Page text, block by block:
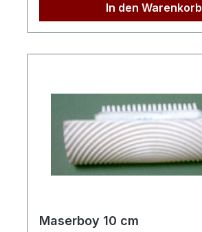
In den Warenkorb
Maserboy 10 cm